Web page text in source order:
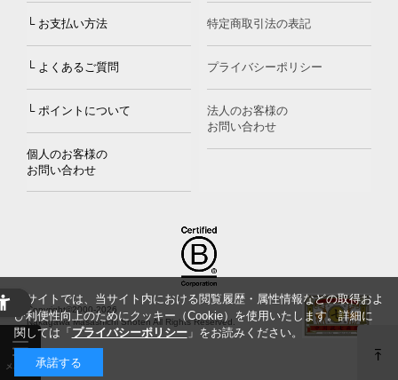
└ お支払い方法
└ よくあるご質問
└ ポイントについて
個人のお客様の
お問い合わせ
特定商取引法の表記
プライバシーポリシー
法人のお客様の
お問い合わせ
Copyright©2000-2026
Nakagawa Masashichi Shoten All Rights Reserved.
当サイトでは、当サイト内における閲覧履歴・属性情報などの取得およ
び利便性向上のためにクッキー（Cookie）を使用いたします。詳細に
関しては「 プライバシーポリシー」をお読みください。
承諾する